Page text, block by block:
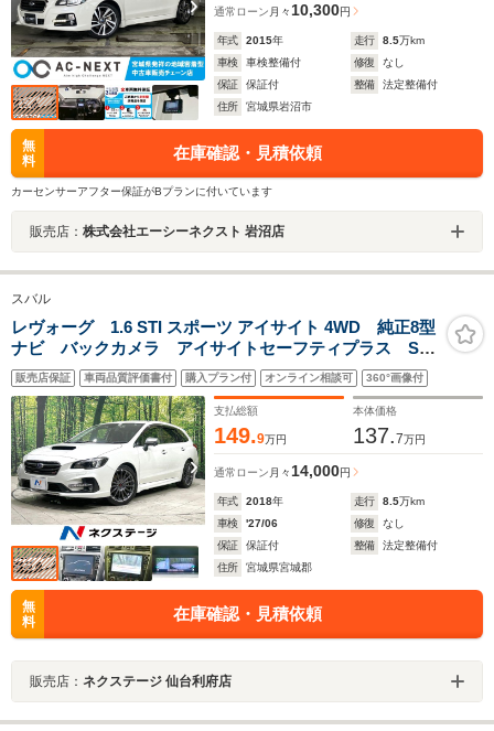
通常ローン 月々 10,300円
年式 2015年 走行 8.5万km
車検
車検整備付 修復
なし
保証
保証付 整備
法定整備付
住所
宮城県岩沼市
無
料
在庫確認・見積依頼
カーセンサーアフター保証がBプランに付いています
販売店： 株式会社エーシーネクスト 岩沼店
スバル
レヴォーグ 1.6 STI スポーツ アイサイト 4WD 純正8型
ナビ バックカメラ アイサイトセーフティプラス STI
タワーバー 衝突軽減装置 ツーリングアシスト パワ
ーシート シートヒーター フルセグ Bluetooth ビル
シュタイン製ダンパー
販売店保証 車両品質評価書付 購入プラン付 オンライン相談可 360°画像付
支払総額
149.9万円
本体価格
137.7万円
通常ローン 月々 14,000円
年式 2018年 走行 8.5万km
車検
'27/06 修復
なし
保証
保証付 整備
法定整備付
住所
宮城県宮城郡
無
料
在庫確認・見積依頼
販売店： ネクステージ 仙台利府店